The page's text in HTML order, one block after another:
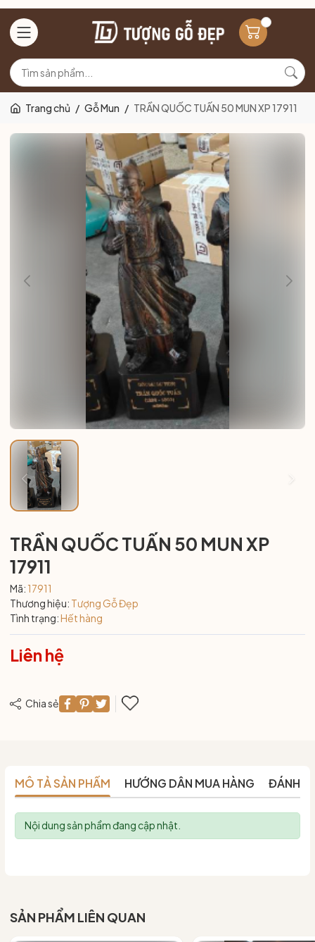
Trang chủ / Gỗ Mun / TRẦN QUỐC TUẤN 50 MUN XP 17911
TRẦN QUỐC TUẤN 50 MUN XP
17911
Mã: 17911
Thương hiệu: Tượng Gỗ Đẹp
Tình trạng:Hết hàng
Liên hệ
Chia sẻ
MÔ TẢ SẢN PHẨM HƯỚNG DẪN MUA HÀNG ĐÁNH
Nội dung sản phẩm đang cập nhật.
SẢN PHẨM LIÊN QUAN